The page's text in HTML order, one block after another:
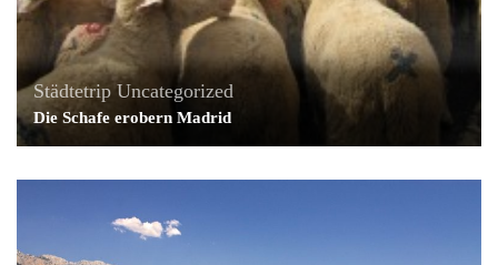
Städtetrip Uncategorized
Die Schafe erobern Madrid